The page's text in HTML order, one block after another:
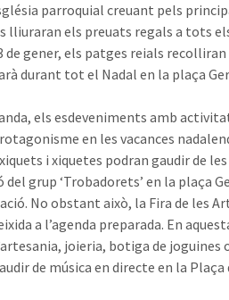
parroquial creuant pels
lliuraran els preuats regals a tots
de gener, els patges reials
durant tot el Nadal en la plaça
els esdeveniments amb
en les vacances
i xiquetes podran gaudir de
del grup ‘Trobadorets’ en la plaça
No obstant això, la Fira de les
a l’agenda preparada. En
joieria, botiga de
de música en directe en la Plaça